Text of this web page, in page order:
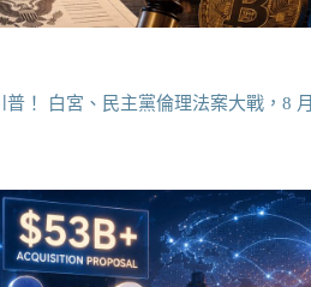
普！ 白宮、民主黨倫理法案大戰，8